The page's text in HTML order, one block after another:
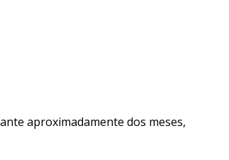
aproximadamente dos meses,